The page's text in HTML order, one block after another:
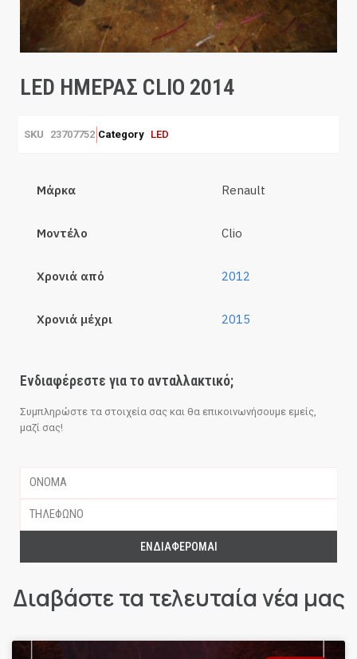
LED ΗΜΕΡΑΣ CLIO 2014
SKU 23707752 Category LED
Μάρκα Renault
Μοντέλο Clio
Χρονιά από 2012
Χρονιά μέχρι 2015
Ενδιαφέρεστε για το ανταλλακτικό;
Συμπληρώστε τα στοιχεία σας και θα επικοινωνήσουμε εμείς,
μαζί σας!
ΕΝΔΙΑΦΈΡΟΜΑΙ
Διαβάστε τα τελευταία νέα μας